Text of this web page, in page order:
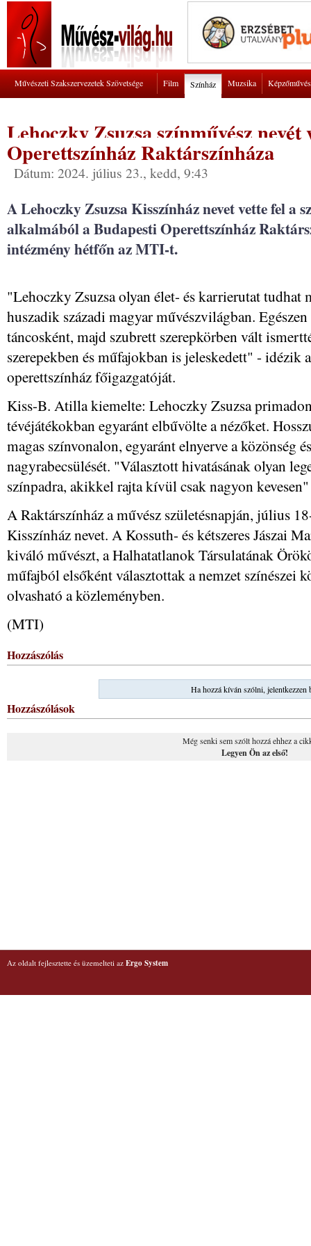
Művészeti Szakszervezetek Szövetsége Film Színház Muzsika
Lehoczky Zsuzsa színművész
Operettszínház Raktárszínháza
Dátum: 2024. július 23., kedd, 9:43
A Lehoczky Zsuzsa Kisszínház nevet vette fel a
alkalmából a Budapesti Operettszínház
intézmény hétfőn az MTI-t.
"Lehoczky Zsuzsa olyan élet- és karrierutat tudhat
huszadik századi magyar művészvilágban.
táncosként, majd szubrett szerepkörben vált
szerepekben és műfajokban is jeleskedett" - idézik
operettszínház főigazgatóját.
Kiss-B. Atilla kiemelte: Lehoczky Zsuzsa
tévéjátékokban egyaránt elbűvölte a nézőket.
magas színvonalon, egyaránt elnyerve a közönség
nagyrabecsülését. "Választott hivatásának olyan
színpadra, akikkel rajta kívül csak nagyon
A Raktárszínház a művész születésnapján, július
Kisszínház nevet. A Kossuth- és kétszeres Jászai
kiváló művészt, a Halhatatlanok Társulatának
műfajból elsőként választottak a nemzet színészei
olvasható a közleményben.
(MTI)
Hozzászólás
Ha hozzá kíván szólni, jelentkezzen
Hozzászólások
Még senki sem szólt hozzá ehhez a
Legyen Ön az első!
Az oldalt fejlesztette és üzemelteti az Ergo System